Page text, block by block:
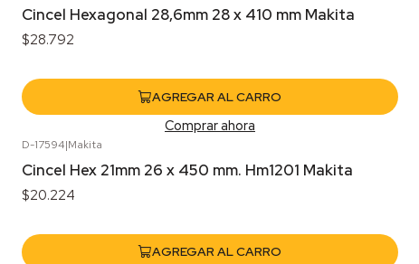
Cincel Hexagonal 28,6mm 28 x 410 mm Makita
$28.792
AGREGAR AL CARRO
Comprar ahora
D-17594|Makita
Cincel Hex 21mm 26 x 450 mm. Hm1201 Makita
$20.224
AGREGAR AL CARRO